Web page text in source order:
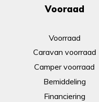
Vooraad
Voorraad
Caravan voorraad
Camper voorraad
Bemiddeling
Financiering